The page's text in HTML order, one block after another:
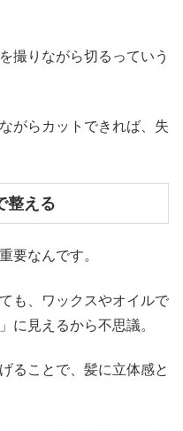
撮りながら切るっていう
がらカットできれば、失
整える
要なんです。
も、ワックスやオイルで
に見えるから不思議。
ることで、髪に立体感と